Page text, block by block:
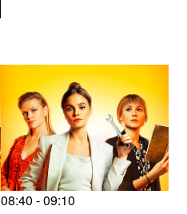
08:40 - 09:10